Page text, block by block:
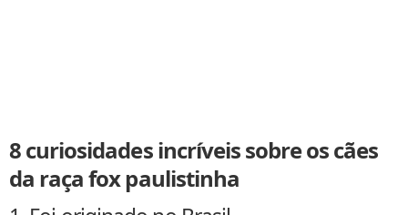
8 curiosidades incríveis sobre os cães
da raça fox paulistinha